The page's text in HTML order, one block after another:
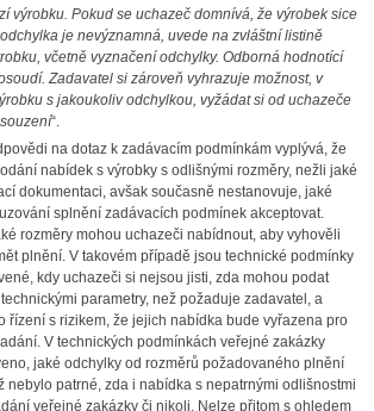
výrobku. Pokud se uchazeč domnívá, že výrobek sice
je nevýznamná, uvede na zvláštní listině
včetně vyznačení odchylky. Odborná hodnotící
Zadavatel si zároveň vyhrazuje možnost, v
s jakoukoliv odchylkou, vyžádat si od uchazeče
“.
na dotaz k zadávacím podmínkám vyplývá, že
nabídek s výrobky s odlišnými rozměry, nežli jaké
dokumentaci, avšak současně nestanovuje, jaké
splnění zadávacích podmínek akceptovat.
rozměry mohou uchazeči nabídnout, aby vyhověli
plnění. V takovém případě jsou technické podmínky
kdy uchazeči si nejsou jisti, zda mohou podat
parametry, než požaduje zadavatel, a
řízení s rizikem, že jejich nabídka bude vyřazena pro
V technických podmínkách veřejné zakázky
jaké odchylky od rozměrů požadovaného plnění
nebylo patrné, zda i nabídka s nepatrnými odlišnostmi
veřejné zakázky či nikoli. Nelze přitom s ohledem